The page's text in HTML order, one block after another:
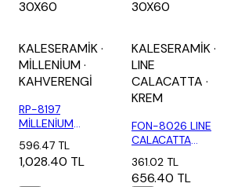
30X60
KALESERAMİK·
MİLLENİUM·
KAHVERENGİ
RP-8197
MİLLENİUM
(1,62 M2)
596.47 TL
1,028.40 TL
30X60
KALESERAMİK·
LINE
CALACATTA ·
KREM
FON-8026 LINE
CALACATTA
M2)
361.02 TL
656.40 TL